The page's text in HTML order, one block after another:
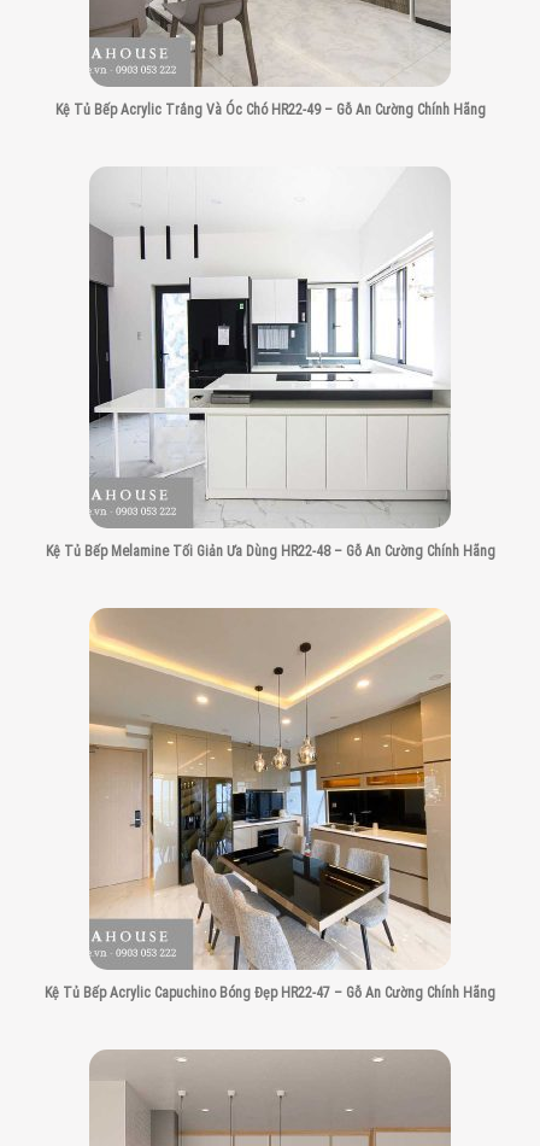
Kệ Tủ Bếp Acrylic Trắng Và Óc Chó HR22-49 – Gỗ An Cường Chính Hãng
Kệ Tủ Bếp Melamine Tối Giản Ưa Dùng HR22-48 – Gỗ An Cường Chính Hãng
Kệ Tủ Bếp Acrylic Capuchino Bóng Đẹp HR22-47 – Gỗ An Cường Chính Hãng